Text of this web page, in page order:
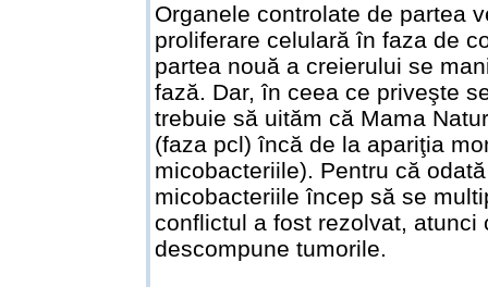
Organele controlate de partea
proliferare celulară în faza de
partea nouă a creierului se
fază. Dar, în ceea ce priveşte
trebuie să uităm că Mama
(faza pcl) încă de la apariţia
micobacteriile). Pentru că
micobacteriile încep să se
conflictul a fost rezolvat,
descompune tumorile.